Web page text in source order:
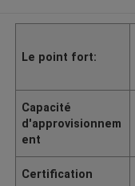
Le point fort:
Capacité
d'approvisionnem
ent
Certification